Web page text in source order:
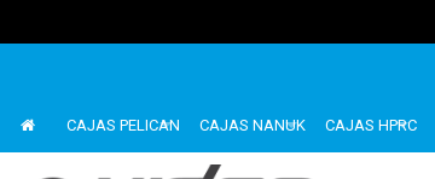
CAJAS PELICAN CAJAS NANUK CAJAS HPRC